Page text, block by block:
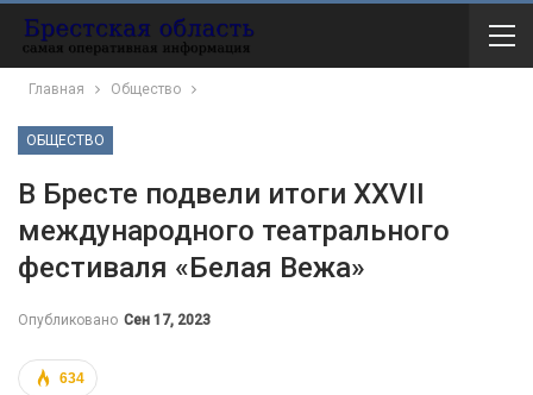
Главная Общество
ОБЩЕСТВО
В Бресте подвели итоги ХХVII
международного театрального
фестиваля «Белая Вежа»
Опубликовано Сен 17, 2023
634